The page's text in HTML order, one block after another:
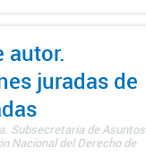
autor.
juradas de
Subsecretaría de Asuntos
Nacional del Derecho de